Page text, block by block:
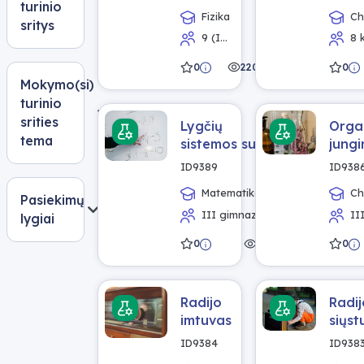
turinio
sritys
Mokymo(si)
turinio
srities
tema
Pasiekimų
lygiai
Fizika
9 (I
klasė, III
gimnazijos
klasė
0 220
ryšys
8
klasė
0
Lygčių
sistemos su
daugiau negu
nežinomaisiais
ID9389
Matematika
III gimnazijos
0 0
Radijo
imtuvas
ID9384